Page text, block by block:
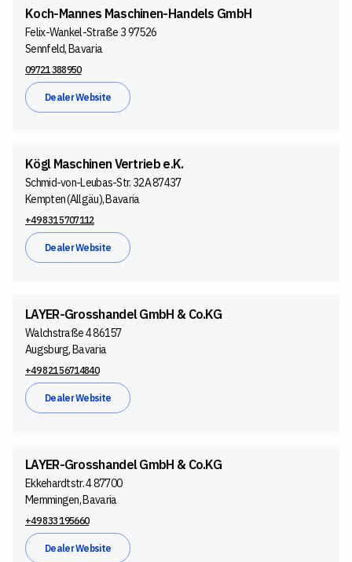
Koch-Mannes Maschinen-Handels GmbH
Felix-Wankel-Straße 3 97526
Sennfeld, Bavaria
09721 388950
Dealer Website
Kögl Maschinen Vertrieb e.K.
Schmid-von-Leubas-Str. 32A 87437
Kempten (Allgäu), Bavaria
+49 831 5707112
Dealer Website
LAYER-Grosshandel GmbH & Co.KG
Walchstraße 4 86157
Augsburg, Bavaria
+49 821 56714840
Dealer Website
LAYER-Grosshandel GmbH & Co.KG
Ekkehardtstr. 4 87700
Memmingen, Bavaria
+49 833 195660
Dealer Website